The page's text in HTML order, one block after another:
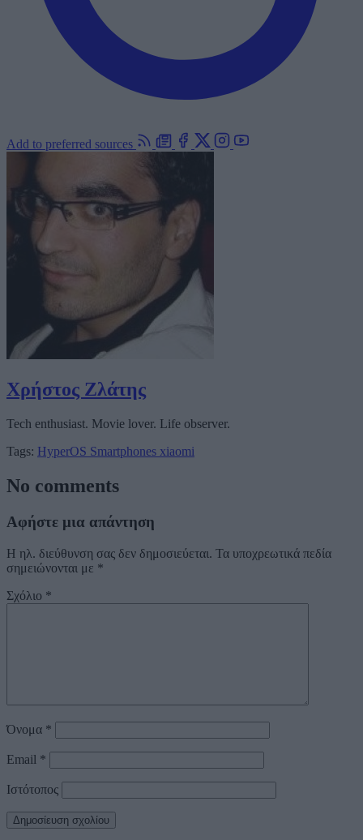
Add to preferred sources
Χρήστος Ζλάτης
Tech enthusiast. Movie lover. Life observer.
Tags: HyperOS Smartphones xiaomi
No comments
Αφήστε μια απάντηση
Η ηλ. διεύθυνση σας δεν δημοσιεύεται. Τα υποχρεωτικά πεδία
σημειώνονται με *
Σχόλιο *
Όνομα *
Email *
Ιστότοπος